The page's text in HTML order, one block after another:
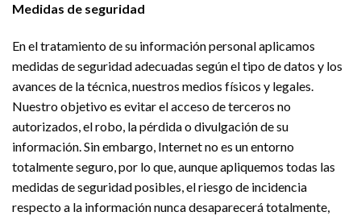
Medidas de seguridad
En el tratamiento de su información personal aplicamos
medidas de seguridad adecuadas según el tipo de datos y los
avances de la técnica, nuestros medios físicos y legales.
Nuestro objetivo es evitar el acceso de terceros no
autorizados, el robo, la pérdida o divulgación de su
información. Sin embargo, Internet no es un entorno
totalmente seguro, por lo que, aunque apliquemos todas las
medidas de seguridad posibles, el riesgo de incidencia
respecto a la información nunca desaparecerá totalmente,